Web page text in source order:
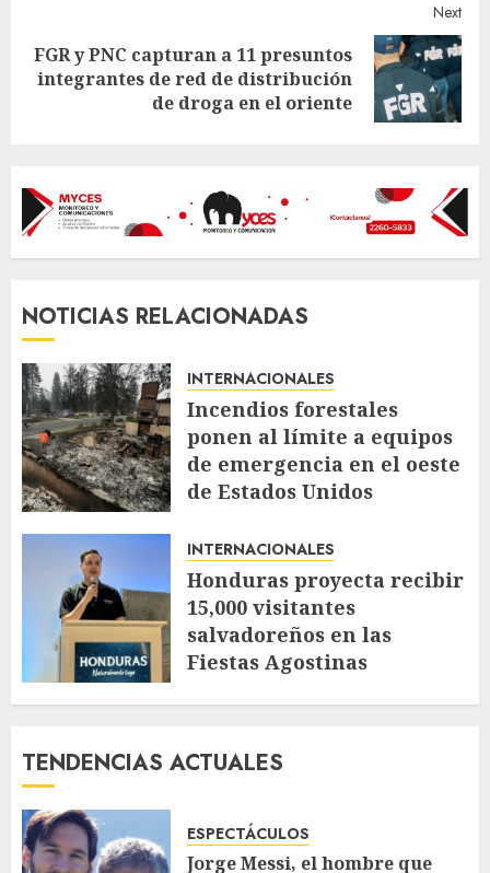
Next
Next
FGR y PNC capturan a 11 presuntos
integrantes de red de distribución
de droga en el oriente
NOTICIAS RELACIONADAS
INTERNACIONALES
Incendios forestales
ponen al límite a equipos
de emergencia en el oeste
de Estados Unidos
INTERNACIONALES
Honduras proyecta recibir
15,000 visitantes
salvadoreños en las
Fiestas Agostinas
TENDENCIAS ACTUALES
ESPECTÁCULOS
Jorge Messi, el hombre que